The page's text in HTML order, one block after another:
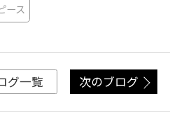
ース
グ一覧 次のブログ